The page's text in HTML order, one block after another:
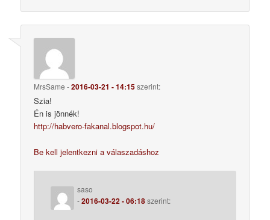
MrsSame -2016-03-21 - 14:15szerint:
Szia!
Én is jönnék!
http://habvero-fakanal.blogspot.hu/
Be kell jelentkezni a válaszadáshoz
saso
-2016-03-22 - 06:18szerint: